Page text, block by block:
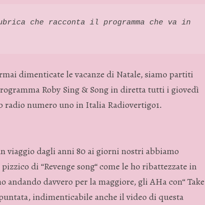
che racconta il programma che va in
dimenticate le vacanze di Natale, siamo partiti
Roby Sing & Song in diretta tutti i giovedì
radio numero uno in Italia Radiovertigo1.
viaggio dagli anni 80 ai giorni nostri abbiamo
di “Revenge song“ come le ho ribattezzate in
davvero per la maggiore, gli AHa con“ Take
indimenticabile anche il video di questa